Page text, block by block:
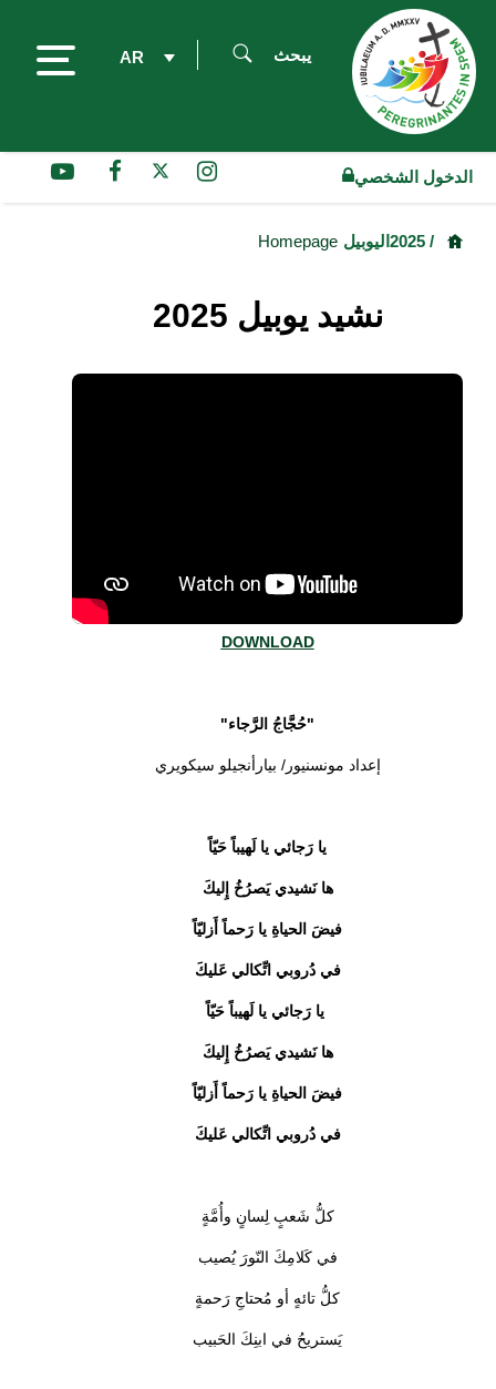
AR يبحث
الدخول الشخصي
Homepage / 2025اليوبيل
نشيد يوبيل 2025
DOWNLOAD
"حُجَّاجُ الرَّجاء"
إعداد مونسنيور/ بيارأنجيلو سيكويري
يا رَجائي يا لَهيباً حَيّاً
ها نَشيدي يَصرُخُ إِليكَ
فيضَ الحياةِ يا رَحماً أَزليّاً
في دُروبي اتِّكالي عَليكَ
يا رَجائي يا لَهيباً حَيّاً
ها نَشيدي يَصرُخُ إِليكَ
فيضَ الحياةِ يا رَحماً أَزليّاً
في دُروبي اتِّكالي عَليكَ
كلُّ شَعبٍ لِسانٍ وأُمَّةٍ
في كَلامِكَ النّورَ يُصيب
كلُّ تائهٍ أو مُحتاجِ رَحمةٍ
يَستريحُ في ابنِكَ الحَبيب